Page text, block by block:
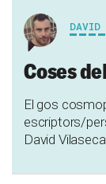
DAVID
Coses
El gos
escriptors/
David